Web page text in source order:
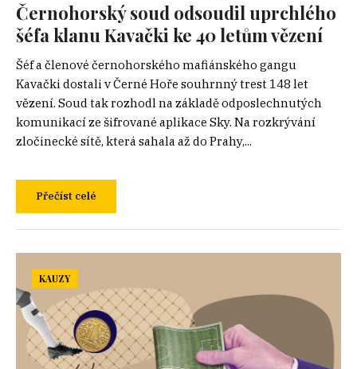
Černohorský soud odsoudil uprchlého
šéfa klanu Kavački ke 40 letům vězení
Šéf a členové černohorského mafiánského gangu
Kavački dostali v Černé Hoře souhrnný trest 148 let
vězení. Soud tak rozhodl na základě odposlechnutých
komunikací ze šifrované aplikace Sky. Na rozkrývání
zločinecké sítě, která sahala až do Prahy,...
Přečíst celé
KAUZY